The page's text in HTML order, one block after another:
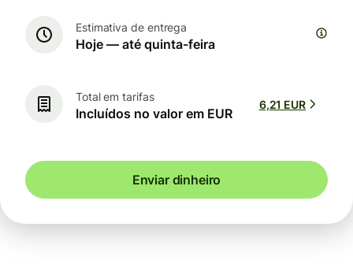
Estimativa de entrega
Hoje — até quinta-feira
Total em tarifas
Incluídos no valor em EUR
6,21 EUR
Enviar dinheiro